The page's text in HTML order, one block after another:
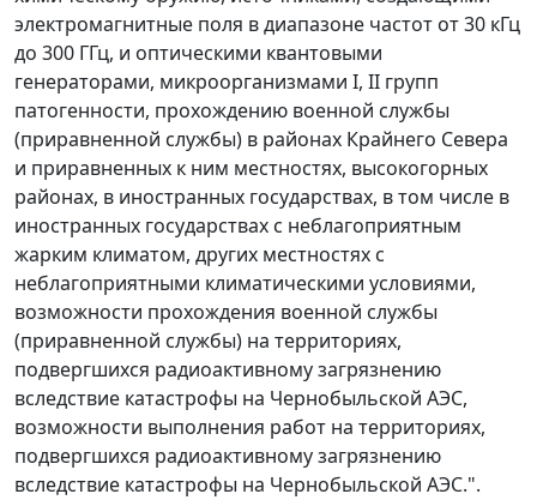
электромагнитные поля в диапазоне частот от 30 кГц
до 300 ГГц, и оптическими квантовыми
генераторами, микроорганизмами I, II групп
патогенности, прохождению военной службы
(приравненной службы) в районах Крайнего Севера
и приравненных к ним местностях, высокогорных
районах, в иностранных государствах, в том числе в
иностранных государствах с неблагоприятным
жарким климатом, других местностях с
неблагоприятными климатическими условиями,
возможности прохождения военной службы
(приравненной службы) на территориях,
подвергшихся радиоактивному загрязнению
вследствие катастрофы на Чернобыльской АЭС,
возможности выполнения работ на территориях,
подвергшихся радиоактивному загрязнению
вследствие катастрофы на Чернобыльской АЭС.".